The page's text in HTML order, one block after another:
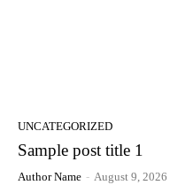
UNCATEGORIZED
Sample post title 1
Author Name - August 9, 2026